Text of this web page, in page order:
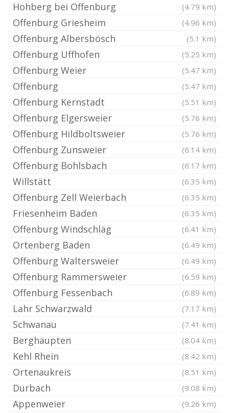
Hohberg bei Offenburg (4.79 km)
Offenburg Griesheim (4.96 km)
Offenburg Albersbösch (5.1 km)
Offenburg Uffhofen (5.25 km)
Offenburg Weier (5.47 km)
Offenburg (5.47 km)
Offenburg Kernstadt (5.51 km)
Offenburg Elgersweier (5.76 km)
Offenburg Hildboltsweier (5.76 km)
Offenburg Zunsweier (6.14 km)
Offenburg Bohlsbach (6.17 km)
Willstätt (6.35 km)
Offenburg Zell Weierbach (6.35 km)
Friesenheim Baden (6.35 km)
Offenburg Windschläg (6.41 km)
Ortenberg Baden (6.49 km)
Offenburg Waltersweier (6.49 km)
Offenburg Rammersweier (6.59 km)
Offenburg Fessenbach (6.89 km)
Lahr Schwarzwald (7.17 km)
Schwanau (7.41 km)
Berghaupten (8.04 km)
Kehl Rhein (8.42 km)
Ortenaukreis (8.51 km)
Durbach (9.08 km)
Appenweier (9.26 km)